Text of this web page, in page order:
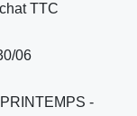
TTC
06
-